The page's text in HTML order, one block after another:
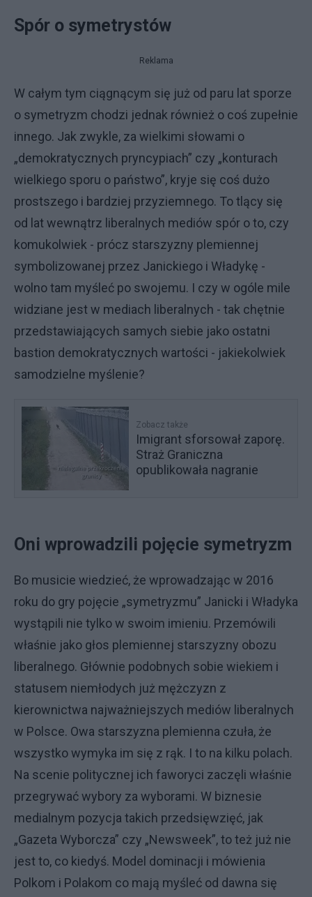
Spór o symetrystów
Reklama
W całym tym ciągnącym się już od paru lat sporze
o symetryzm chodzi jednak również o coś zupełnie
innego. Jak zwykle, za wielkimi słowami o
„demokratycznych pryncypiach” czy „konturach
wielkiego sporu o państwo”, kryje się coś dużo
prostszego i bardziej przyziemnego. To tlący się
od lat wewnątrz liberalnych mediów spór o to, czy
komukolwiek - prócz starszyzny plemiennej
symbolizowanej przez Janickiego i Władykę -
wolno tam myśleć po swojemu. I czy w ogóle mile
widziane jest w mediach liberalnych - tak chętnie
przedstawiających samych siebie jako ostatni
bastion demokratycznych wartości - jakiekolwiek
samodzielne myślenie?
Zobacz także
Imigrant sforsował zaporę.
Straż Graniczna
opublikowała nagranie
Oni wprowadzili pojęcie symetryzm
Bo musicie wiedzieć, że wprowadzając w 2016
roku do gry pojęcie „symetryzmu” Janicki i Władyka
wystąpili nie tylko w swoim imieniu. Przemówili
właśnie jako głos plemiennej starszyzny obozu
liberalnego. Głównie podobnych sobie wiekiem i
statusem niemłodych już mężczyzn z
kierownictwa najważniejszych mediów liberalnych
w Polsce. Owa starszyzna plemienna czuła, że
wszystko wymyka im się z rąk. I to na kilku polach.
Na scenie politycznej ich faworyci zaczęli właśnie
przegrywać wybory za wyborami. W biznesie
medialnym pozycja takich przedsięwzięć, jak
„Gazeta Wyborcza” czy „Newsweek”, to też już nie
jest to, co kiedyś. Model dominacji i mówienia
Polkom i Polakom co mają myśleć od dawna się